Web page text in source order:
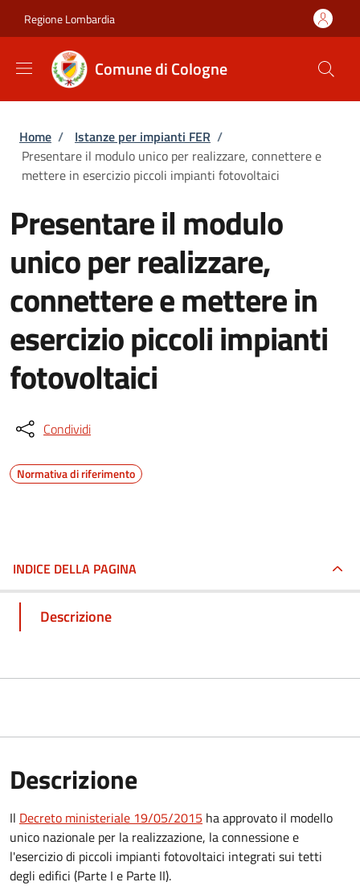
Regione Lombardia
Comune di Cologne
Briciole di pane
Home / Istanze per impianti FER /
Presentare il modulo unico per realizzare, connettere e
mettere in esercizio piccoli impianti fotovoltaici
Presentare il modulo
unico per realizzare,
connettere e mettere in
esercizio piccoli impianti
fotovoltaici
Condividi
Normativa di riferimento
INDICE DELLA PAGINA
Descrizione
Descrizione
Il Decreto ministeriale 19/05/2015 ha approvato il modello
unico nazionale per la realizzazione, la connessione e
l'esercizio di piccoli impianti fotovoltaici integrati sui tetti
degli edifici (Parte I e Parte II).